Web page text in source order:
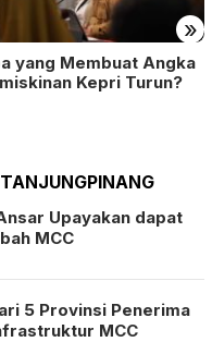
»
yang Membuat Angka
Kepri Turun?
Upayakan dapat
MCC
5 Provinsi Penerima
MCC